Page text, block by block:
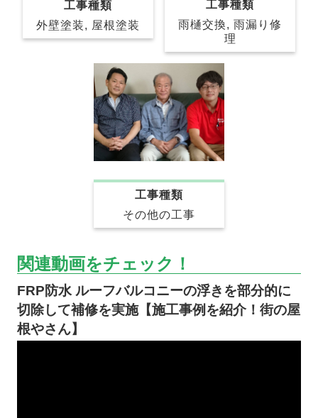
工事種類
外壁塗装, 屋根塗装
工事種類
雨樋交換, 雨漏り修
理
工事種類
その他の工事
関連動画をチェック！
FRP防水 ルーフバルコニーの浮きを部分的に
切除して補修を実施【施工事例を紹介！街の屋
根やさん】